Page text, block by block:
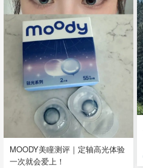
MOODY美瞳测评｜定轴高光体验
一次就会爱上！